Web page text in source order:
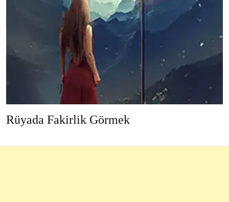
Rüyada Fakirlik Görmek